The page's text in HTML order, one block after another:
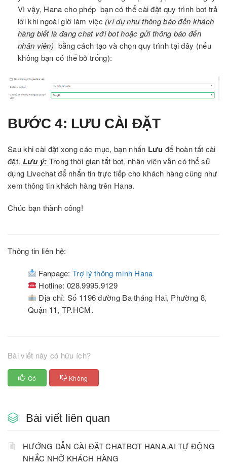
Vì vậy, Hana cho phép bạn có thể cài đặt quy trình bot trả
lời khi ngoài giờ làm việc (ví dụ như thông báo đến khách
hàng biết là đang chat với bot hoặc gửi thông báo đến
nhân viên) bằng cách tạo và chọn quy trình tại đây (nếu
không bạn có thể bỏ trống):
BƯỚC 4: LƯU CÀI ĐẶT
Sau khi cài đặt xong các mục, bạn nhấn Lưu để hoàn tất cài
đặt. Lưu ý: Trong thời gian tắt bot, nhân viên vẫn có thể sử
dụng Livechat để nhắn tin trực tiếp cho khách hàng cũng như
xem thông tin khách hàng trên Hana.
Chúc bạn thành công!
Thông tin liên hệ:
Fanpage:Trợ lý thông minh Hana
Hotline: 028.9995.9129
Địa chỉ: Số 1196 đường Ba tháng Hai, Phường 8,
Quận 11, TP.HCM.
Bài viết này có hữu ích?
Có Không
Bài viết liên quan
HƯỚNG DẪN CÀI ĐẶT CHATBOT HANA.AI TỰ ĐỘNG
NHẮC NHỞ KHÁCH HÀNG